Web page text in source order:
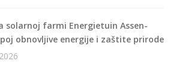
solarnoj farmi Energietuin Assen-
obnovljive energije i zaštite prirode